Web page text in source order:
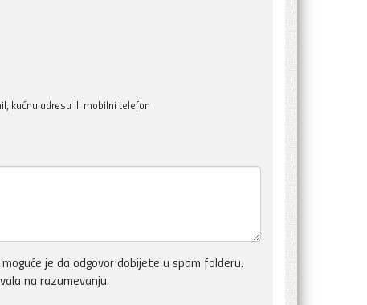
kućnu adresu ili mobilni telefon
je da odgovor dobijete u spam folderu.
na razumevanju.